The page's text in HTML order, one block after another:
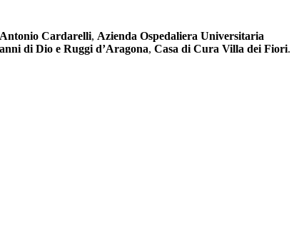
Cardarelli, Azienda Ospedaliera Universitaria
di Dio e Ruggi d’Aragona, Casa di Cura Villa dei Fiori.